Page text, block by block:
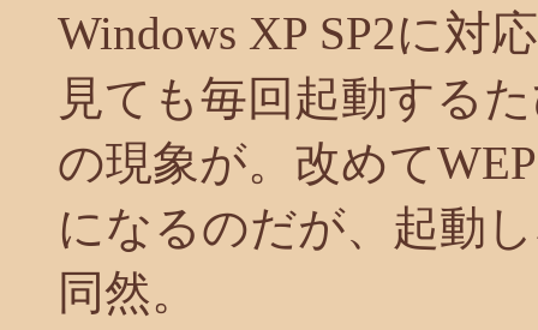
Windows XP SP2に対
見ても毎回起動する
の現象が。改めて
になるのだが、起動
同然。